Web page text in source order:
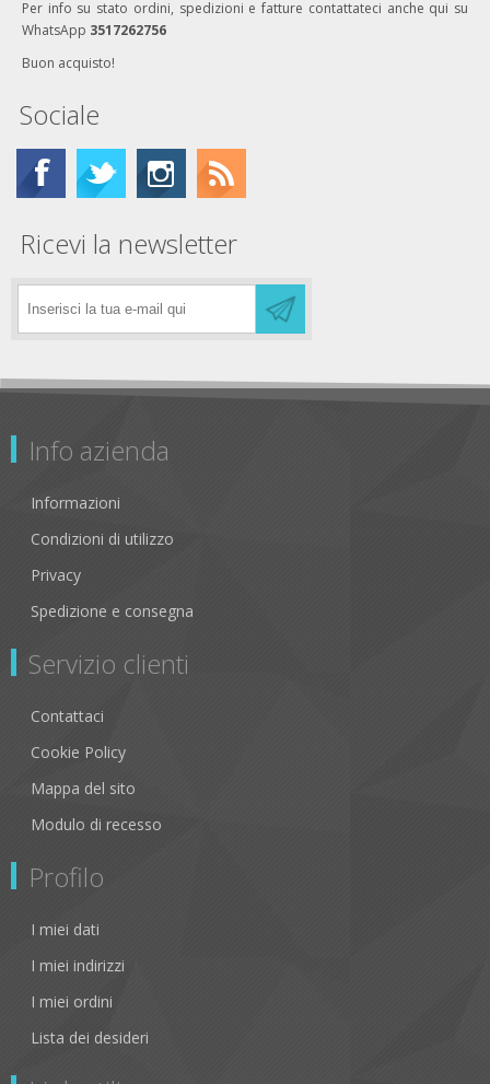
Per info su stato ordini, spedizioni e fatture contattateci anche qui su
WhatsApp 3517262756
Buon acquisto!
Sociale
Ricevi la newsletter
Info azienda
Informazioni
Condizioni di utilizzo
Privacy
Spedizione e consegna
Servizio clienti
Contattaci
Cookie Policy
Mappa del sito
Modulo di recesso
Profilo
I miei dati
I miei indirizzi
I miei ordini
Lista dei desideri